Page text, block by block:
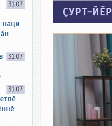
ҪУРТ-ЙӖР
31.07
наци
31.07
31.07